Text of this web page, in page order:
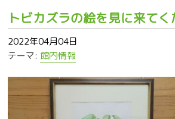
トビカズラの絵を見に来てく
2022年04月04日
テーマ: 館内情報